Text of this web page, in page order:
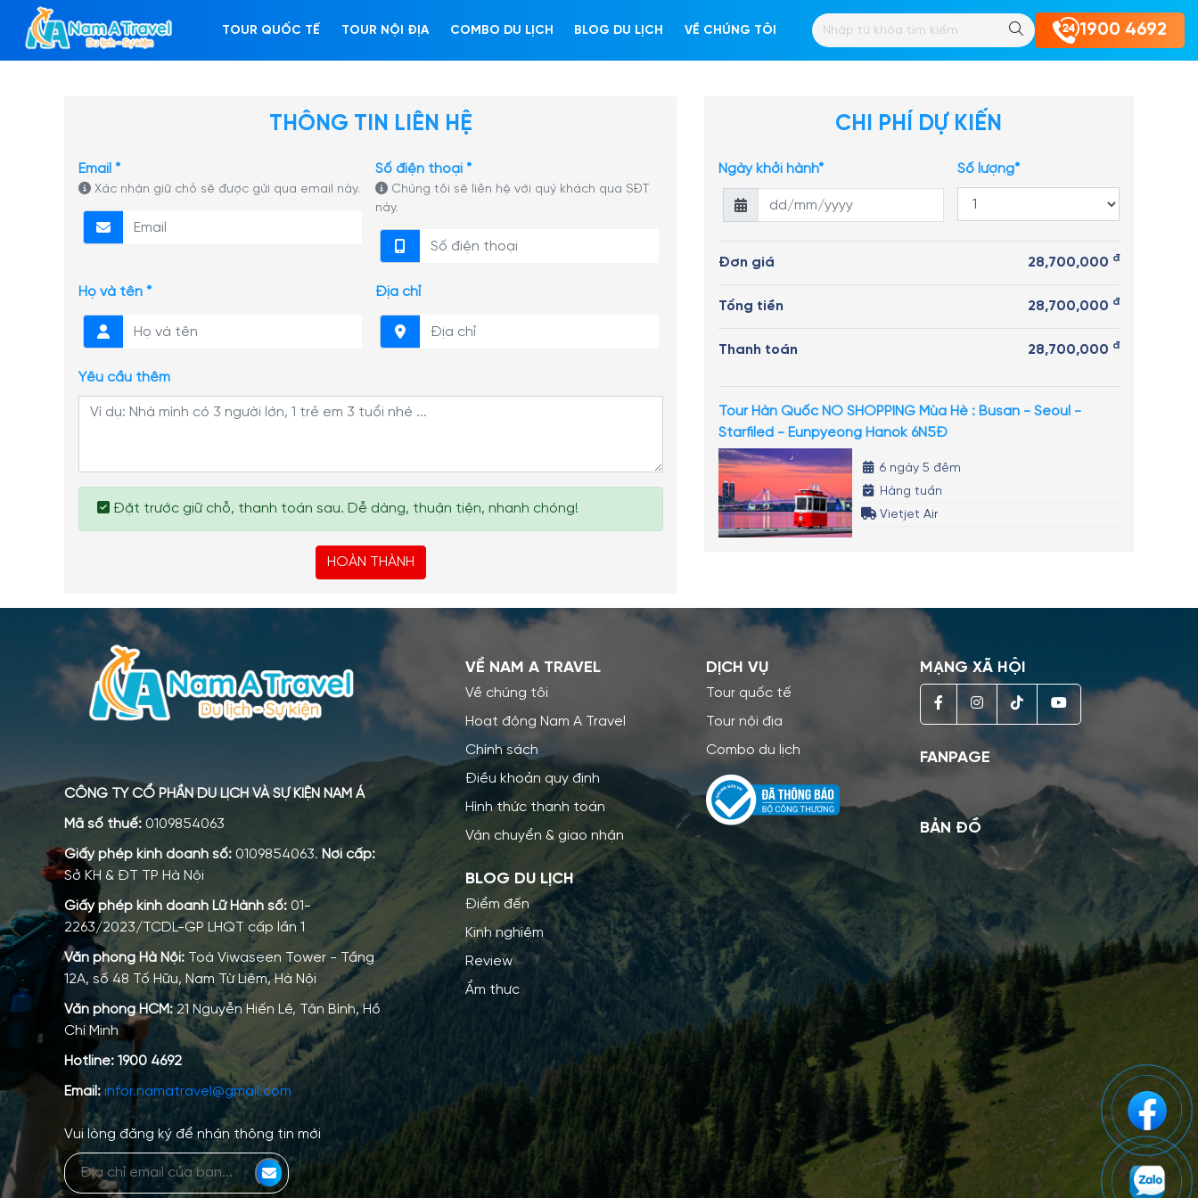
TOUR QUỐC TẾ TOUR NỘI ĐỊA COMBO DU LỊCH BLOG DU LỊCH VỀ CHÚNG TÔI 1900 4692
PHÚ YÊN
THÔNG TIN LIÊN HỆ
Email *
Xác nhận giữ chỗ sẽ được gửi qua email này.
Số điện thoại *
Chúng tôi sẽ liên hệ với quý khách qua SĐT
này.
Họ và tên * Địa chỉ
Yêu cầu thêm
Đặt trước giữ chỗ, thanh toán sau. Dễ dàng, thuận tiện, nhanh chóng!
HOÀN THÀNH
CHI PHÍ DỰ KIẾN
Ngày khởi hành* Số lượng*
Đơn giá 28,700,000 đ
Tổng tiền 28,700,000 đ
Thanh toán 28,700,000 đ
Tour Hàn Quốc NO SHOPPING Mùa Hè : Busan - Seoul -
Starfiled - Eunpyeong Hanok 6N5Đ
6 ngày 5 đêm
Hàng tuần
Vietjet Air
CÔNG TY CỔ PHẦN DU LỊCH VÀ SỰ KIỆN NAM Á
Mã số thuế: 0109854063
Giấy phép kinh doanh số: 0109854063. Nơi cấp:
Sở KH & ĐT TP Hà Nội
Giấy phép kinh doanh Lữ Hành số: 01-
2263/2023/TCDL-GP LHQT cấp lần 1
Văn phòng Hà Nội: Toà Viwaseen Tower - Tầng
12A, số 48 Tố Hữu, Nam Từ Liêm, Hà Nội
Văn phòng HCM:21 Nguyễn Hiến Lê, Tân Bình, Hồ
Chí Minh
Hotline: 1900 4692
Email: infor.namatravel@gmail.com
Vui lòng đăng ký để nhận thông tin mới
VỀ NAM A TRAVEL
Về chúng tôi
Hoạt động Nam A Travel
Chính sách
Điều khoản quy định
Hình thức thanh toán
Vận chuyển & giao nhận
BLOG DU LỊCH
Điểm đến
Kinh nghiệm
Review
Ẩm thực
DỊCH VỤ
Tour quốc tế
Tour nội địa
Combo du lịch
MẠNG XÃ HỘI
FANPAGE
BẢN ĐỒ